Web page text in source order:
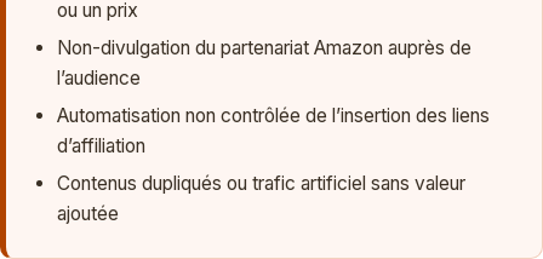
ou un prix
Non-divulgation du partenariat Amazon auprès de
l’audience
Automatisation non contrôlée de l’insertion des liens
d’affiliation
Contenus dupliqués ou trafic artificiel sans valeur
ajoutée